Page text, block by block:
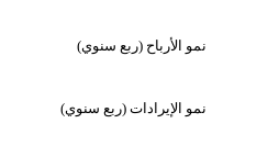
نمو الأرباح (ربع سنوي)
نمو الإيرادات (ربع سنوي)